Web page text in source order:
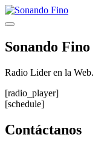
Saltar
al
Menú
Sonando Fino
Radio Lider en la Web.
[radio_player]
[schedule]
Contáctanos